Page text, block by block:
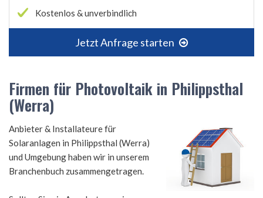
Kostenlos & unverbindlich
Jetzt Anfrage starten
Firmen für Photovoltaik in Philippsthal
(Werra)
Anbieter & Installateure für
Solaranlagen in Philippsthal (Werra)
und Umgebung haben wir in unserem
Branchenbuch zusammengetragen.